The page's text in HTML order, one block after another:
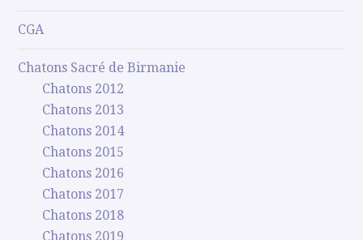
CGA
Chatons Sacré de Birmanie
Chatons 2012
Chatons 2013
Chatons 2014
Chatons 2015
Chatons 2016
Chatons 2017
Chatons 2018
Chatons 2019